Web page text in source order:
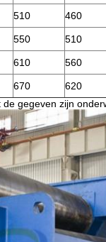
510 460
550 510
610 560
670 620
gegeven zijn